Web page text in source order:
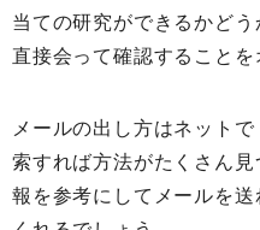
当ての研究ができるかど
直接会って確認することを
メールの出し方はネット
索すれば方法がたくさん
報を参考にしてメールを